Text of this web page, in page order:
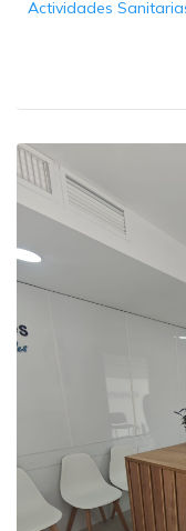
Actividades